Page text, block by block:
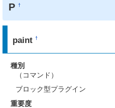
P†
paint†
種別
（コマンド）
ブロック型プラグイン
重要度